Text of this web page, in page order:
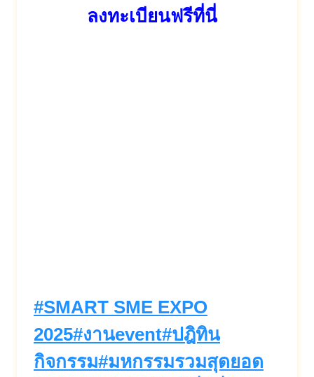
ลงทะเบียนฟรีที่นี่
Post
Tags:
#SMART SME EXPO
2025#งานevent#ปฎิทิน
กิจกรรม#มหกรรมรวมสุดยอด